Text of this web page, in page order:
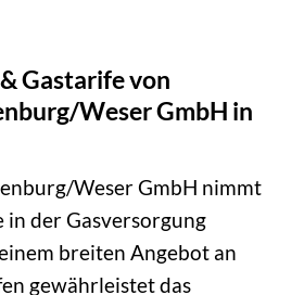
Gastarife von
Weser GmbH in
Weser GmbH nimmt
in der Gasversorgung
breiten Angebot an
gewährleistet das